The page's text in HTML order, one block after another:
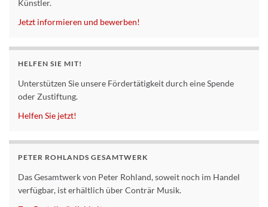
Künstler.
Jetzt informieren und bewerben!
HELFEN SIE MIT!
Unterstützen Sie unsere Fördertätigkeit durch eine Spende
oder Zustiftung.
Helfen Sie jetzt!
PETER ROHLANDS GESAMTWERK
Das Gesamtwerk von Peter Rohland, soweit noch im Handel
verfügbar, ist erhältlich über Conträr Musik.